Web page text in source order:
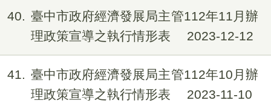
40
臺中市政府經濟發展局主管112年11月辦
理政策宣導之執行情形表
2023-12-12
41
臺中市政府經濟發展局主管112年10月辦
理政策宣導之執行情形表
2023-11-10